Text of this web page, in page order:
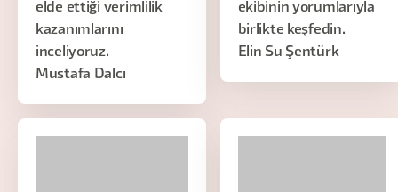
elde ettiği verimlilik
kazanımlarını
inceliyoruz.
Mustafa Dalcı
ekibinin yorumlarıyla
birlikte keşfedin.
Elin Su Şentürk